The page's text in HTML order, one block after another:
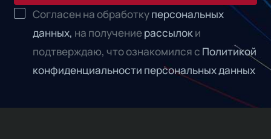
Согласен на обработкуперсональных
данных, на получениерассылоки
подтверждаю, что ознакомился с Политикой
конфиденциальности персональных данных